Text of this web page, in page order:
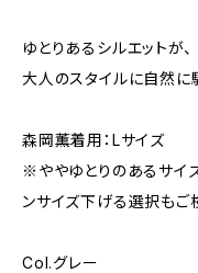
ゆとりあるシルエットが、
大人のスタイルに自然に
森岡薫着用：Lサイズ
※ややゆとりのあるサイ
ンサイズ下げる選択もご
Col.グレー